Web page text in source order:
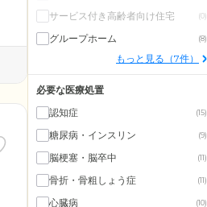
サービス付き高齢者向け住宅 (0)
グループホーム (8)
もっと見る（7件）
必要な医療処置
認知症
(15)
糖尿病・インスリン (9)
脳梗塞・脳卒中 (11)
骨折・骨粗しょう症 (11)
心臓病 (10)